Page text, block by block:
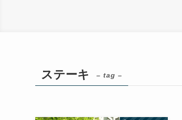
ステーキ – tag –